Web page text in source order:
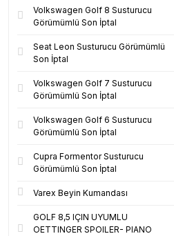
Volkswagen Golf 8 Susturucu
Görümümlü Son İptal
Seat Leon Susturucu Görümümlü
Son İptal
Volkswagen Golf 7 Susturucu
Görümümlü Son İptal
Volkswagen Golf 6 Susturucu
Görümümlü Son İptal
Cupra Formentor Susturucu
Görümümlü Son İptal
Varex Beyin Kumandası
GOLF 8,5 IÇIN UYUMLU
OETTINGER SPOILER- PIANO